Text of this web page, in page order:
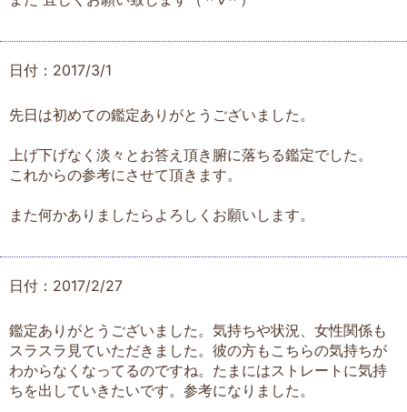
日付：2017/3/1
先日は初めての鑑定ありがとうございました。
上げ下げなく淡々とお答え頂き腑に落ちる鑑定でした。
これからの参考にさせて頂きます。
また何かありましたらよろしくお願いします。
日付：2017/2/27
鑑定ありがとうございました。気持ちや状況、女性関係も
スラスラ見ていただきました。彼の方もこちらの気持ちが
わからなくなってるのですね。たまにはストレートに気持
ちを出していきたいです。参考になりました。